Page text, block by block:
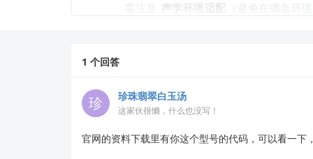
声学环境适配 （避免在嘈杂环
✅ 开发板版本号（如 V1.2）
✅ 当前使用的 SDK 版本
1 个回答
珍珠翡翠白玉汤
这家伙很懒，什么也没写！
官网的资料下载里有你这个型号的代码，可以看一下